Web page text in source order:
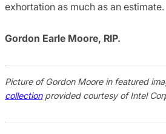
exhortation as much as an estimate.
Gordon Earle Moore, RIP.
Picture of Gordon Moore in featured
collectionprovided courtesy of Intel